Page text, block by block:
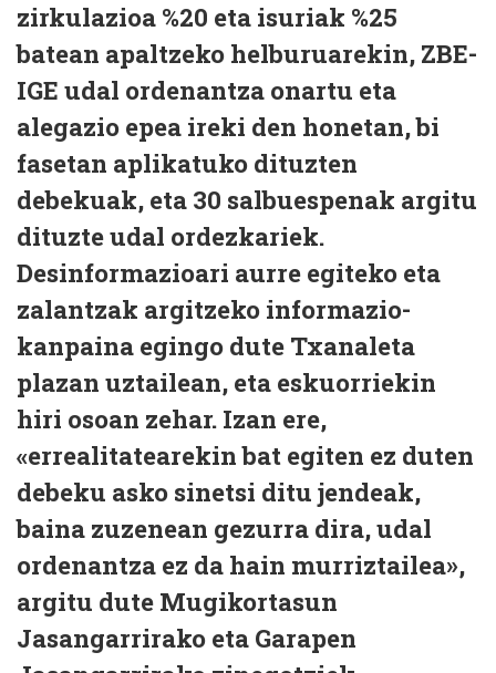
zirkulazioa %20 eta isuriak %25
batean apaltzeko helburuarekin, ZBE-
IGE udal ordenantza onartu eta
alegazio epea ireki den honetan, bi
fasetan aplikatuko dituzten
debekuak, eta 30 salbuespenak argitu
dituzte udal ordezkariek.
Desinformazioari aurre egiteko eta
zalantzak argitzeko informazio-
kanpaina egingo dute Txanaleta
plazan uztailean, eta eskuorriekin
hiri osoan zehar. Izan ere,
«errealitatearekin bat egiten ez duten
debeku asko sinetsi ditu jendeak,
baina zuzenean gezurra dira, udal
ordenantza ez da hain murriztailea»,
argitu dute Mugikortasun
Jasangarrirako eta Garapen